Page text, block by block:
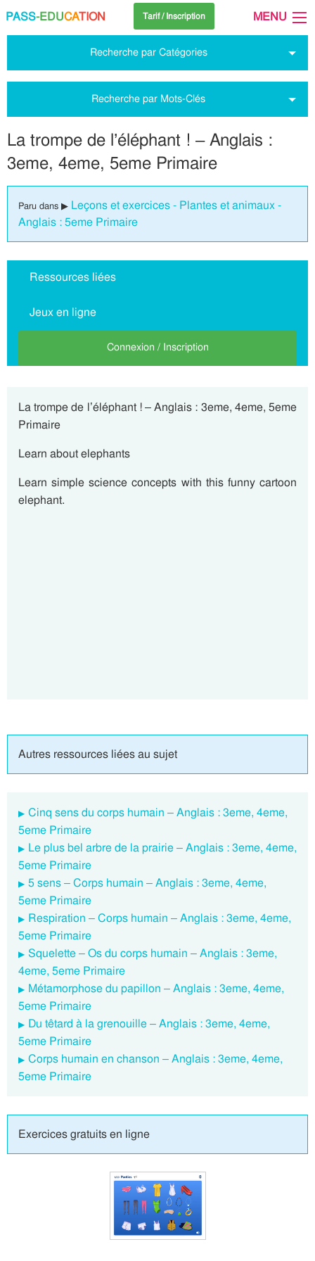
PASS-EDUCATION Tarif / Inscription MENU
Recherche par Catégories
Recherche par Mots-Clés
La trompe de l’éléphant ! – Anglais :
3eme, 4eme, 5eme Primaire
Paru dans ▶ Leçons et exercices - Plantes et animaux -
Anglais : 5eme Primaire
Ressources liées
Jeux en ligne
Connexion / Inscription
La trompe de l’éléphant ! – Anglais : 3eme, 4eme, 5eme
Primaire
Learn about elephants
Learn simple science concepts with this funny cartoon
elephant.
Autres ressources liées au sujet
Cinq sens du corps humain – Anglais : 3eme, 4eme,
5eme Primaire
Le plus bel arbre de la prairie – Anglais : 3eme, 4eme,
5eme Primaire
5 sens – Corps humain – Anglais : 3eme, 4eme,
5eme Primaire
Respiration – Corps humain – Anglais : 3eme, 4eme,
5eme Primaire
Squelette – Os du corps humain – Anglais : 3eme,
4eme, 5eme Primaire
Métamorphose du papillon – Anglais : 3eme, 4eme,
5eme Primaire
Du têtard à la grenouille – Anglais : 3eme, 4eme,
5eme Primaire
Corps humain en chanson – Anglais : 3eme, 4eme,
5eme Primaire
Exercices gratuits en ligne